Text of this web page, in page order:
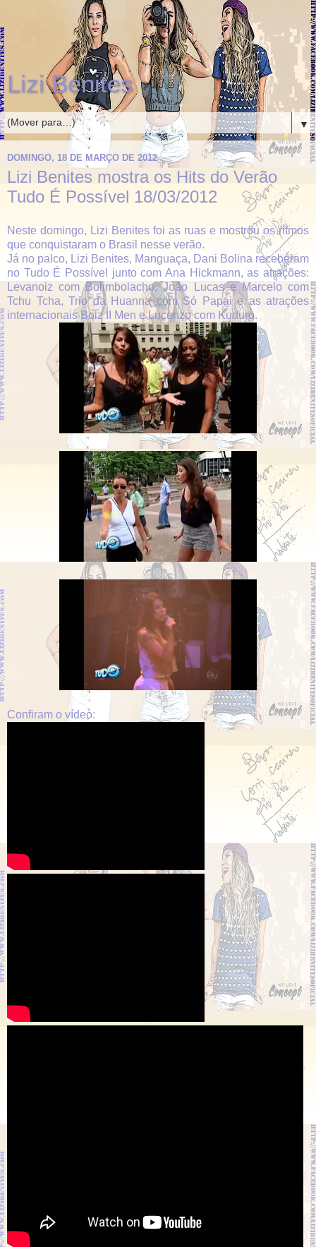
Lizi Benites
▼
DOMINGO, 18 DE MARÇO DE 2012
Lizi Benites mostra os Hits do Verão
Tudo É Possível 18/03/2012
Neste domingo, Lizi Benites foi as ruas e mostrou os ritmos
que conquistaram o Brasil nesse verão.
Já no palco, Lizi Benites, Manguaça, Dani Bolina receberam
no Tudo É Possível junto com Ana Hickmann, as atrações:
Levanoiz com Bolimbolacho, João Lucas e Marcelo com
Tchu Tcha, Trio da Huanna com Só Papai e as atrações
internacionais Boiz II Men e Lucenzo com Kuduro.
Confiram o vídeo: